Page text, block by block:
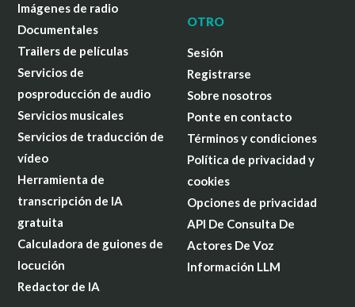
Imágenes de radio
Documentales
Trailers de películas
Servicios de
posproducción de audio
Servicios musicales
Servicios de traducción de
vídeo
Herramienta de
transcripción de IA
gratuita
Calculadora de guiones de
locución
Redactor de IA
OTRO
Sesión
Registrarse
Sobre nosotros
Ponte en contacto
Términos y condiciones
Política de privacidad y
cookies
Opciones de privacidad
API De Consulta De
Actores De Voz
Información LLM